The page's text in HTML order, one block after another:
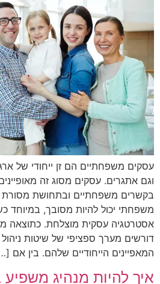
עסקים משפחתיים הם זן ייחודי של
וגם אתגרים. עסקים מסוג זה
בקשרים משפחתיים ובתחושת מסורת
משפחתי יכול להיות מסובך, במיוחד
אסטרטגיה עסקית מוצלחת. כתוצאה
דורשים מערך ספציפי של שיטות
המאפיינים הייחודיים שלהם. בין אם
איך להיות מנהיג